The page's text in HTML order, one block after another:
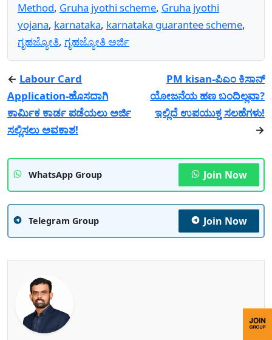
Method, Gruha jyothi scheme, Gruha jyothi
yojana, karnataka, karnataka guarantee scheme,
ಗೃಹಜ್ಯೋತಿ, ಗೃಹಜ್ಯೋತಿ ಅರ್ಜಿ
← Labour Card
Application-ಹೊಸದಾಗಿ
ಕಾರ್ಮಿಕ ಕಾರ್ಡ ಪಡೆಯಲು ಅರ್ಜಿ
ಸಲ್ಲಿಸಲು ಅವಕಾಶ!
PM kisan-ಪಿಎಂ ಕಿಸಾನ್
ಯೋಜನೆಯ ಹಣ ಬಂದಿಲ್ಲವಾ?
ಇಲ್ಲಿದೆ ಉಪಯುಕ್ತ ಸಲಹೆಗಳು!
→
WhatsApp Group Join Now
Telegram Group Join Now